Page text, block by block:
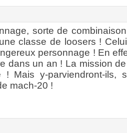
sorte de
classe de loosers !
personnage ! En
dans un an ! La mission
! Mais y-parviendront-ils,
mach-20 !